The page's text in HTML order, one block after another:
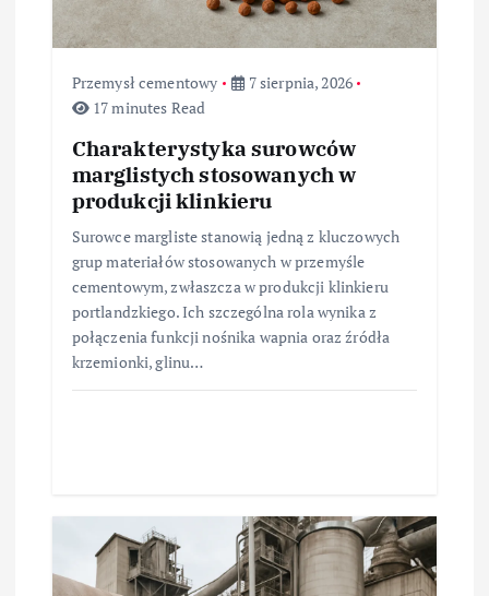
u
Przemysł cementowy
7 sierpnia, 2026
17 minutes Read
Charakterystyka surowców
marglistych stosowanych w
produkcji klinkieru
Surowce margliste stanowią jedną z kluczowych
grup materiałów stosowanych w przemyśle
cementowym, zwłaszcza w produkcji klinkieru
portlandzkiego. Ich szczególna rola wynika z
połączenia funkcji nośnika wapnia oraz źródła
krzemionki, glinu…